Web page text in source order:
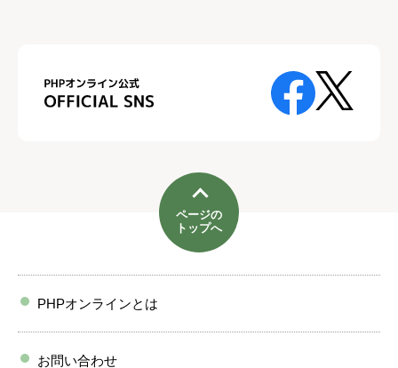
ページの
トップへ
PHPオンラインとは
お問い合わせ